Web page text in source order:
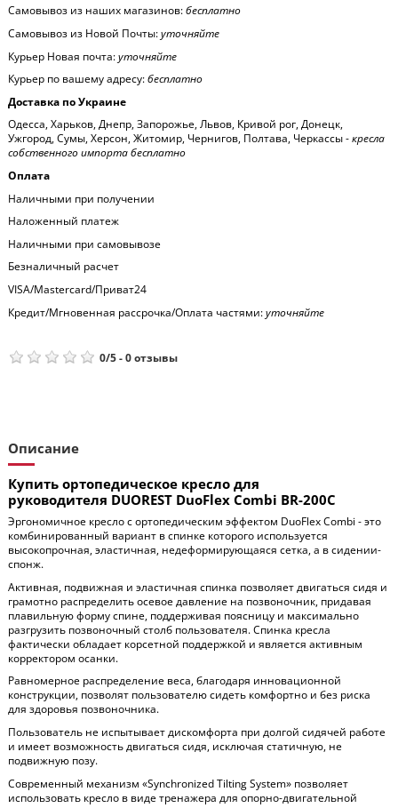
Самовывоз из наших магазинов:бесплатно
Самовывоз из Новой Почты:уточняйте
Курьер Новая почта:уточняйте
Курьер по вашему адресу:бесплатно
Доставка по Украине
Одесса, Харьков, Днепр, Запорожье, Львов, Кривой рог, Донецк,
Ужгород, Сумы, Херсон, Житомир, Чернигов, Полтава, Черкассы -кресла
собственного импорта бесплатно
Оплата
Наличными при получении
Наложенный платеж
Наличными при самовывозе
Безналичный расчет
VISA/Mastercard/Приват24
Кредит/Мгновенная рассрочка/Оплата частями:уточняйте
0/5-0отзывы
Описание
Купить ортопедическое кресло для
руководителя DUOREST DuoFlex Combi BR-200С
Эргономичное кресло с ортопедическим эффектом DuoFlex Combi - это
комбинированный вариант в спинке которого используется
высокопрочная, эластичная, недеформирующаяся сетка, а в сидении-
спонж.
Активная, подвижная и эластичная спинка позволяет двигаться сидя и
грамотно распределить осевое давление на позвоночник, придавая
плавильную форму спине, поддерживая поясницу и максимально
разгрузить позвоночный столб пользователя. Спинка кресла
фактически обладает корсетной поддержкой и является активным
корректором осанки.
Равномерное распределение веса, благодаря инновационной
конструкции, позволят пользователю сидеть комфортно и без риска
для здоровья позвоночника.
Пользователь не испытывает дискомфорта при долгой сидячей работе
и имеет возможность двигаться сидя, исключая статичную, не
подвижную позу.
Современный механизм «Synchronized Tilting System» позволяет
использовать кресло в виде тренажера для опорно-двигательной